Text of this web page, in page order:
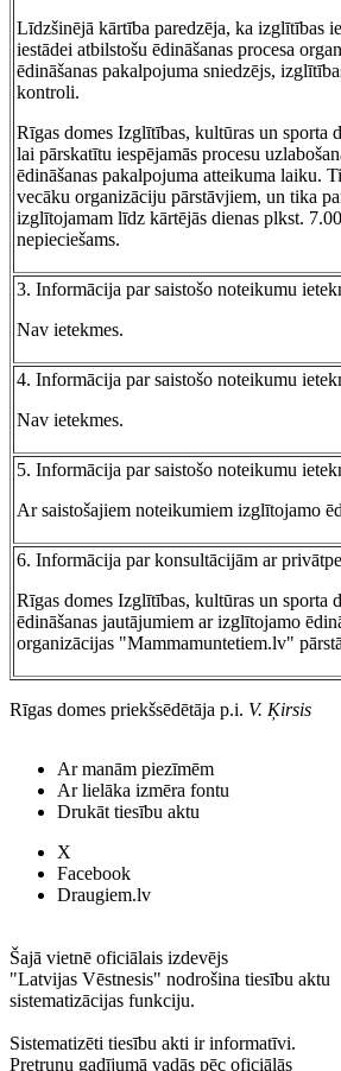
Līdzšinējā kārtība paredzēja, ka izglītības
iestādei atbilstošu ēdināšanas procesa
ēdināšanas pakalpojuma sniedzējs,
kontroli.
Rīgas domes Izglītības, kultūras un sporta
lai pārskatītu iespējamās procesu
ēdināšanas pakalpojuma atteikuma laiku.
vecāku organizāciju pārstāvjiem, un tika
izglītojamam līdz kārtējās dienas plkst.
nepieciešams.
3. Informācija par saistošo noteikumu
Nav ietekmes.
4. Informācija par saistošo noteikumu
Nav ietekmes.
5. Informācija par saistošo noteikumu
Ar saistošajiem noteikumiem izglītojamo
6. Informācija par konsultācijām ar
Rīgas domes Izglītības, kultūras un sporta
ēdināšanas jautājumiem ar izglītojamo
organizācijas "Mammamuntetiem.lv"
Rīgas domes priekšsēdētāja p.i. V. Ķirsis
Ar manām piezīmēm
Ar lielāka izmēra fontu
Drukāt tiesību aktu
X
Facebook
Draugiem.lv
Šajā vietnē oficiālais izdevējs
"Latvijas Vēstnesis" nodrošina tiesību aktu
sistematizācijas funkciju.
Sistematizēti tiesību akti ir informatīvi.
Pretrunu gadījumā vadās pēc oficiālās